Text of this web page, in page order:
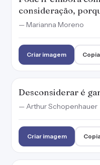
consideração,
— Marianna Moreno
Criar imagem
Desconsiderar é
— Arthur Schopenhauer
Criar imagem